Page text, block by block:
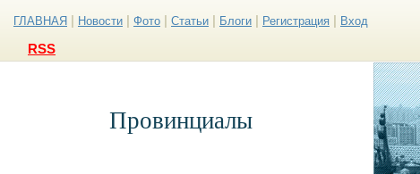
ГЛАВНАЯ Новости Фото Статьи Блоги Регистрация Вход
RSS
Провинциалы